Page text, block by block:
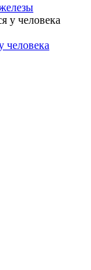
человека